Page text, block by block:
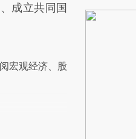
成立共同国
宏观经济、股